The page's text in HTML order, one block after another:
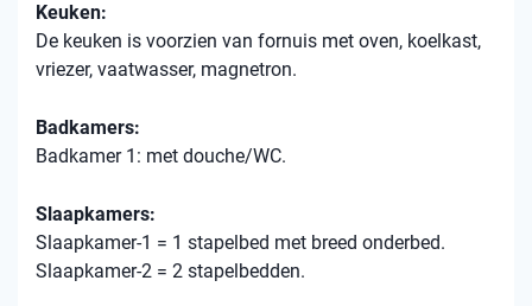
Keuken:
De keuken is voorzien van fornuis met oven, koelkast,
vriezer, vaatwasser, magnetron.
Badkamers:
Badkamer 1: met douche/WC.
Slaapkamers:
Slaapkamer-1 = 1 stapelbed met breed onderbed.
Slaapkamer-2 = 2 stapelbedden.